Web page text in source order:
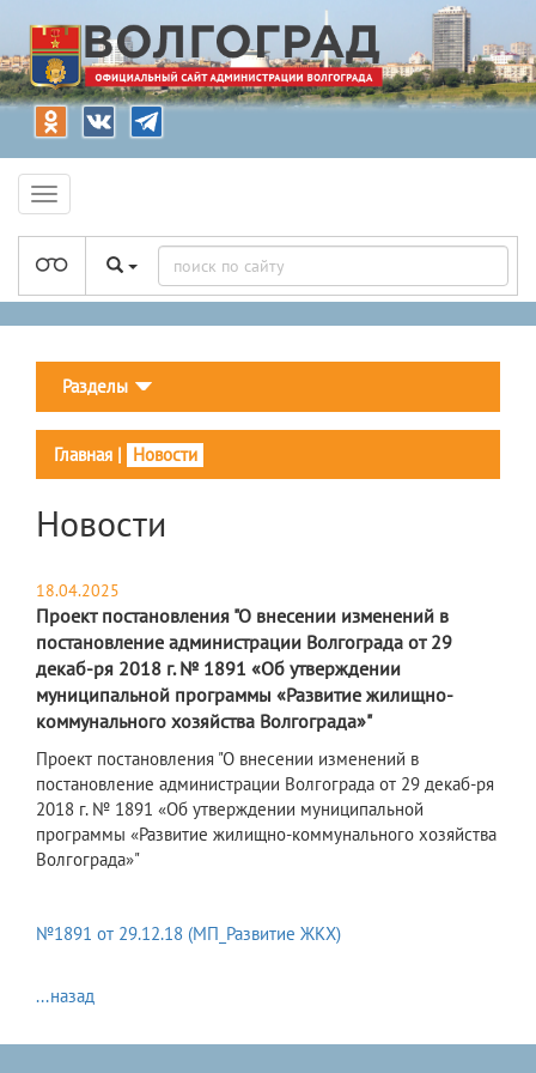
Разделы
Главная | Новости
Новости
18.04.2025
Проект постановления "О внесении изменений в
постановление администрации Волгограда от 29
декаб-ря 2018 г. № 1891 «Об утверждении
муниципальной программы «Развитие жилищно-
коммунального хозяйства Волгограда»"
Проект постановления "О внесении изменений в
постановление администрации Волгограда от 29 декаб-ря
2018 г. № 1891 «Об утверждении муниципальной
программы «Развитие жилищно-коммунального хозяйства
Волгограда»"
№1891 от 29.12.18 (МП_Развитие ЖКХ)
...назад